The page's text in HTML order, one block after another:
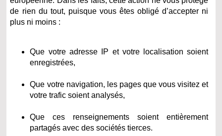
de rien du tout, puisque vous êtes obligé d’accepter ni
plus ni moins :
Que votre adresse IP et votre localisation soient
enregistrées,
Que votre navigation, les pages que vous visitez et
votre trafic soient analysés,
Que ces renseignements soient entièrement
partagés avec des sociétés tierces.